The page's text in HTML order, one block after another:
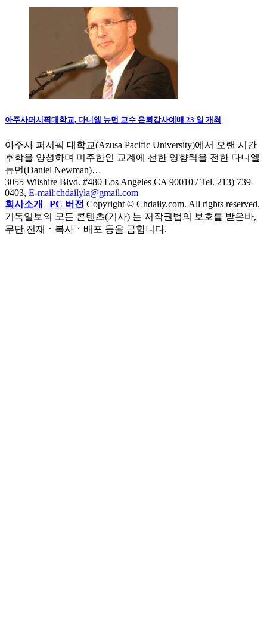
아주사퍼시픽대학교, 다니엘 뉴먼 교수 은퇴감사예배 23 일 개최
아주사 퍼시픽 대학교(Azusa Pacific University)에서 오랜 시간
후학을 양성하며 미주한인 교계에 선한 영향력을 전한 다니엘
뉴먼(Daniel Newman)…
3055 Wilshire Blvd. #480 Los Angeles CA 90010 / Tel. 213) 739-
0403, E-mail:chdailyla@gmail.com
회사소개 | PC 버전 Copyright © Chdaily.com. All rights reserved.
기독일보의 모든 콘텐츠(기사) 는 저작권법의 보호를 받은바,
무단 전재ㆍ복사ㆍ배포 등을 금합니다.